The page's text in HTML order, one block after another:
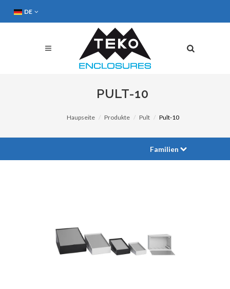
DE
PULT-10
Haupseite Produkte Pult Pult-10
Familien